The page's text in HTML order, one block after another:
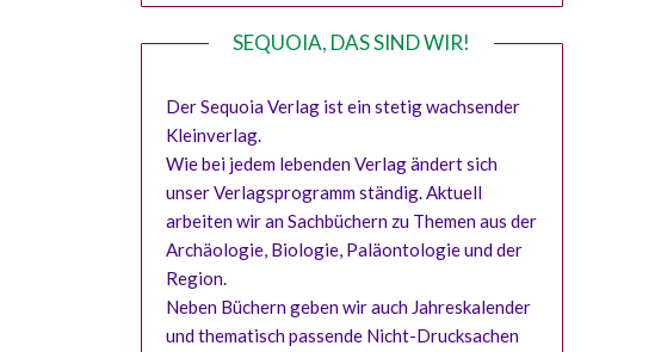
SEQUOIA, DAS SIND WIR!
Der Sequoia Verlag ist ein stetig wachsender
Kleinverlag.
Wie bei jedem lebenden Verlag ändert sich
unser Verlagsprogramm ständig. Aktuell
arbeiten wir an Sachbüchern zu Themen aus der
Archäologie, Biologie, Paläontologie und der
Region.
Neben Büchern geben wir auch Jahreskalender
und thematisch passende Nicht-Drucksachen